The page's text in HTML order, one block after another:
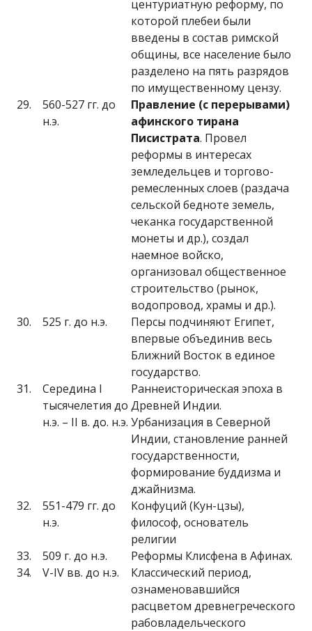
центуриатную реформу, по
которой плебеи были
введены в состав римской
общины, все население было
разделено на пять разрядов
по имущественному цензу.
29.
560-527 гг. до
н.э.
Правление (с перерывами)
афинского тирана
Писистрата. Провел
реформы в интересах
земледельцев и торгово-
ремесленных слоев (раздача
сельской бедноте земель,
чеканка государственной
монеты и др.), создал
наемное войско,
организовал общественное
строительство (рынок,
водопровод, храмы и др.).
30.
525 г. до н.э.
Персы подчиняют Египет,
впервые объединив весь
Ближний Восток в единое
государство.
31.
Середина I
тысячелетия до
н.э. – II в. до. н.э.
Раннеисторическая эпоха в
Древней Индии.
Урбанизация в Северной
Индии, становление ранней
государственности,
формирование буддизма и
джайнизма.
32.
551-479 гг. до
н.э.
Конфуций (Кун-цзы),
философ, основатель
религии
33.
509 г. до н.э.
Реформы Клисфена в Афинах.
34.
V-IV вв. до н.э.
Классический период,
ознаменовавшийся
расцветом древнегреческого
рабовладельческого